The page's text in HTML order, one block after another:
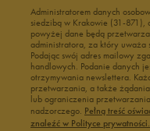
Administratorem danych
siedzibą w Krakowie (31-871),
powyżej dane będą
administratora, za który uważa
Podając swój adres mailowy
handlowych. Podanie danych
otrzymywania newslettera.
przetwarzania, a także
lub ograniczenia
nadzorczego. Pełną treść
znaleźć w Polityce prywatności.